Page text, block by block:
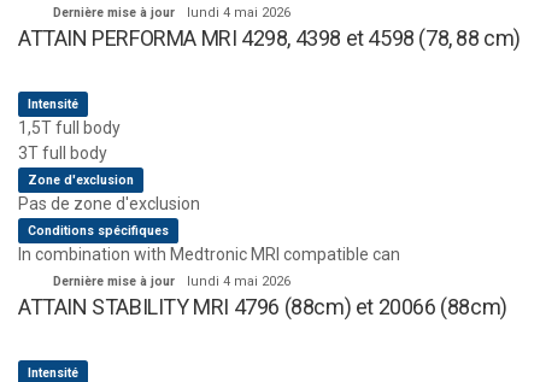
Dernière mise à jour lundi 4 mai 2026
ATTAIN PERFORMA MRI 4298, 4398 et 4598 (78, 88 cm)
Intensité
1,5T full body
3T full body
Zone d'exclusion
Pas de zone d'exclusion
Conditions spécifiques
In combination with Medtronic MRI compatible can
Dernière mise à jour lundi 4 mai 2026
ATTAIN STABILITY MRI 4796 (88cm) et 20066 (88cm)
Intensité